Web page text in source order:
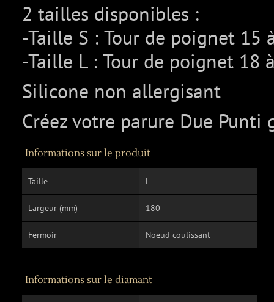
2 tailles disponibles :
-Taille S : Tour de poignet 15
-Taille L : Tour de poignet 18
Silicone non allergisant
Créez votre parure Due Punti
Informations sur le produit
Taille L
Largeur (mm) 180
Fermoir Noeud coulissant
Informations sur le diamant